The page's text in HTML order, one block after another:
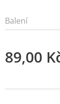
Balení
89,00